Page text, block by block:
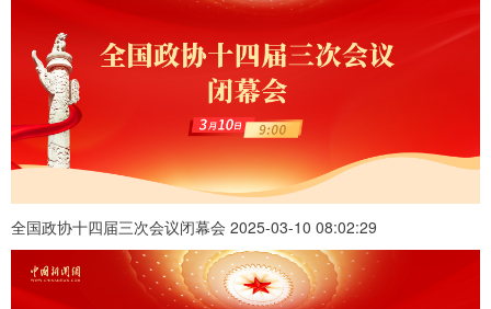
全国政协十四届三次会议闭幕会 2025-03-10 08:02:29